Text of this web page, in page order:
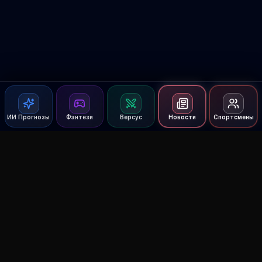
ИИ Прогнозы Фэнтези Версус Новости Спортсмены